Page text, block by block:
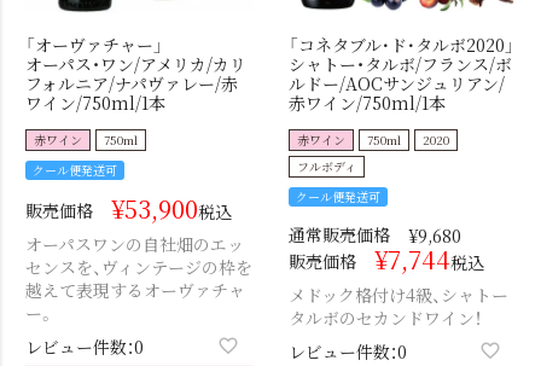
「オーヴァチャー」
オーパス・ワン/アメリカ/カリ
フォルニア/ナパヴァレー/赤
ワイン/750ml/1本
赤ワイン
750ml
クール便発送可
販売価格 ¥53,900税込
オーパスワンの自社畑のエッ
センスを、ヴィンテージの枠を
越えて表現するオーヴァチャ
ー。
レビュー件数：0
「コネタブル･ド･タルボ2020」
シャトー・タルボ/フランス/ボ
ルドー/AOCサンジュリアン/
赤ワイン/750ml/1本
赤ワイン 750ml
2020
フルボディ
クール便発送可
通常販売価格 ¥9,680
販売価格
¥7,744税込
メドック格付け4級、シャトー
タルボのセカンドワイン！
レビュー件数：0